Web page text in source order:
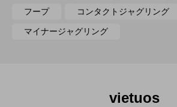
フープ コンタクトジャグリング
マイナージャグリング
vietuos